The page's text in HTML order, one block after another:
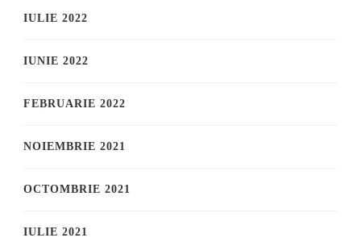
IULIE 2022
IUNIE 2022
FEBRUARIE 2022
NOIEMBRIE 2021
OCTOMBRIE 2021
IULIE 2021